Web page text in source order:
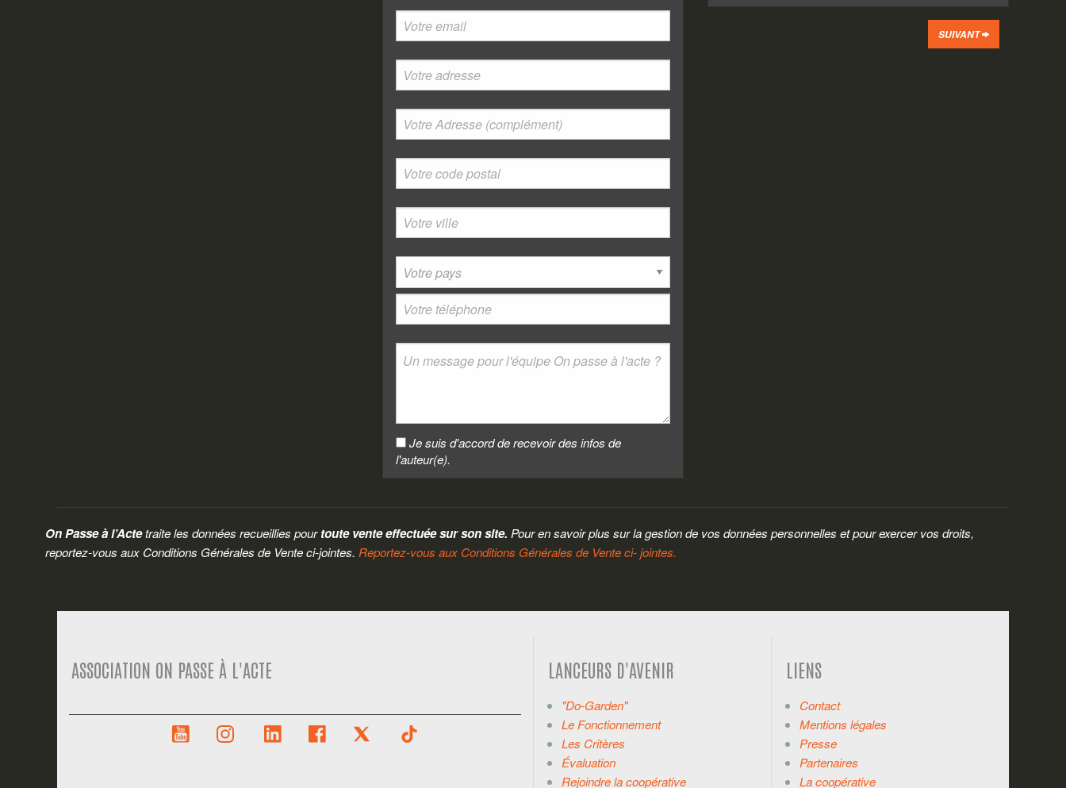
Je suis d'accord de recevoir des infos de
l'auteur(e).
SUIVANT
On Passe à l’Actetraite les données recueillies pourtoute vente effectuée sur son site. Pour en savoir plus sur la gestion de vos données personnelles et pour exercer vos droits,
reportez-vous aux Conditions Générales de Vente ci-jointes. Reportez-vous aux Conditions Générales de Vente ci- jointes.
ASSOCIATION ON PASSE À L'ACTE LANCEURS D'AVENIR
"Do-Garden"
Le Fonctionnement
Les Critères
Évaluation
Rejoindre la coopérative
LIENS
Contact
Mentions légales
Presse
Partenaires
La coopérative